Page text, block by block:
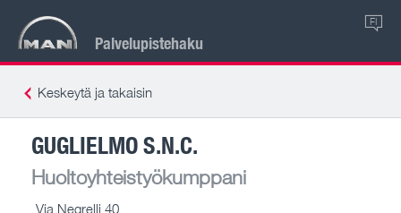
Palvelupistehaku
FI
Keskeytä ja takaisin
GUGLIELMO S.N.C.
Huoltoyhteistyökumppani
Via Negrelli 40